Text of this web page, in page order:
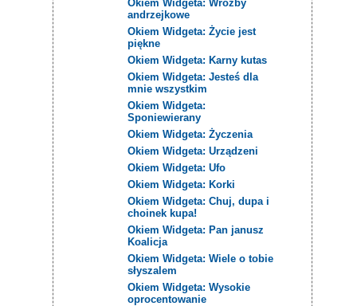
Okiem Widgeta: Wróżby
andrzejkowe
Okiem Widgeta: Życie jest
piękne
Okiem Widgeta: Karny kutas
Okiem Widgeta: Jesteś dla
mnie wszystkim
Okiem Widgeta:
Sponiewierany
Okiem Widgeta: Życzenia
Okiem Widgeta: Urządzeni
Okiem Widgeta: Ufo
Okiem Widgeta: Korki
Okiem Widgeta: Chuj, dupa i
choinek kupa!
Okiem Widgeta: Pan janusz
Koalicja
Okiem Widgeta: Wiele o tobie
słyszalem
Okiem Widgeta: Wysokie
oprocentowanie